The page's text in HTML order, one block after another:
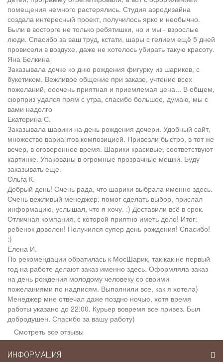
помещения немного растерялись. Студия аэродизайна
создала интересный проект, получилось ярко и необычно.
Были в восторге не только ребятишки, но и мы - взрослые
люди. Спасибо за ваш труд, кстати, шары с гелием ещё 5 дней
провисели в воздухе, даже не хотелось убирать такую красоту.
Яна Белкина
Заказывала дочке ко дню рождения фигурку из шариков, с
букетиком. Вежливое общение при заказе, учтение всех
пожеланий, ооочень приятная и приемлемая цена... В общем,
сюрприз удался прям с утра, спасибо большое, думаю, мы с
вами надолго
Екатерина С.
Заказывала шарики на день рождения дочери. Удобный сайт,
множество вариантов композицией. Привезли быстро, в тот же
вечер, в оговоренное время. Шарики красивые, соответствуют
картинке. Упакованы в огромные прозрачные мешки. Буду
заказывать еще.
Ольга К.
Добрый день! Очень рада, что шарики выбрала именно здесь.
Очень вежливый менеджер: помог сделать выбор, прислал
информацию, услышал, что я хочу. :) Доставили всё в срок.
Отличная компания, с которой приятно иметь дело! Итог:
ребенок доволен! Получился супер день рождения! Спасибо!
:)
Елена И.
По рекомендации обратилась к МосШарик, так как не первый
год на работе делают заказ именно здесь. Оформляла заказ
на день рождения молодому человеку со своими
пожеланиями по надписям. Выполнили все, как я хотела)
Менеджер мне отвечал даже поздно ночью, хотя время
работы указано до 22:00. Курьер вовремя все привез. Был
добродушен. Спасибо за вашу работу)
Смотреть все отзывы
ИНФОРМАЦИЯ